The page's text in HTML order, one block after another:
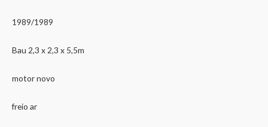
1989/1989
Bau 2,3 x 2,3 x 5,5m
motor novo
freio ar